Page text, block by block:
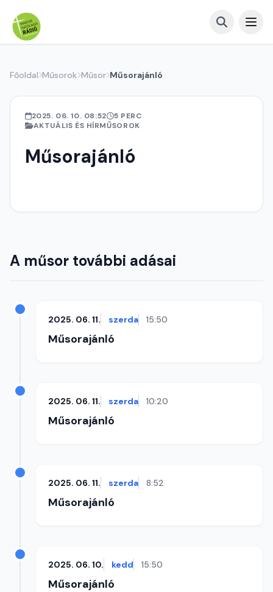
Főoldal Műsorok Műsor Műsorajánló
2025. 06. 10. 08:52
5 PERC
AKTUÁLIS ÉS HÍRMŰSOROK
Műsorajánló
A műsor további adásai
2025. 06. 11. szerda 15:50
Műsorajánló
2025. 06. 11. szerda 10:20
Műsorajánló
2025. 06. 11. szerda 8:52
Műsorajánló
2025. 06. 10. kedd 15:50
Műsorajánló